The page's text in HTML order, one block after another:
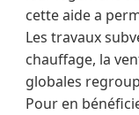
cette aide a
Les travaux
chauffage, la
globales
Pour en